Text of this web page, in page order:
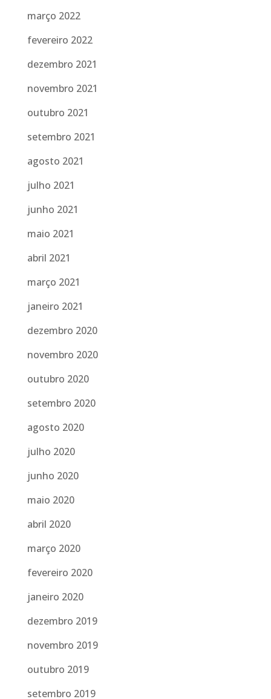
março 2022
fevereiro 2022
dezembro 2021
novembro 2021
outubro 2021
setembro 2021
agosto 2021
julho 2021
junho 2021
maio 2021
abril 2021
março 2021
janeiro 2021
dezembro 2020
novembro 2020
outubro 2020
setembro 2020
agosto 2020
julho 2020
junho 2020
maio 2020
abril 2020
março 2020
fevereiro 2020
janeiro 2020
dezembro 2019
novembro 2019
outubro 2019
setembro 2019